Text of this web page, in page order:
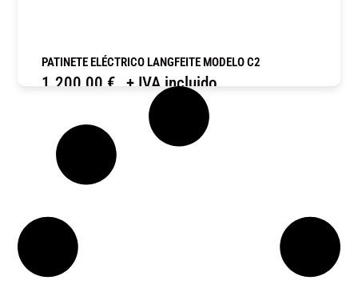
PATINETE ELÉCTRICO LANGFEITE MODELO C2
1.200,00 € + IVA incluido
COMPRAR